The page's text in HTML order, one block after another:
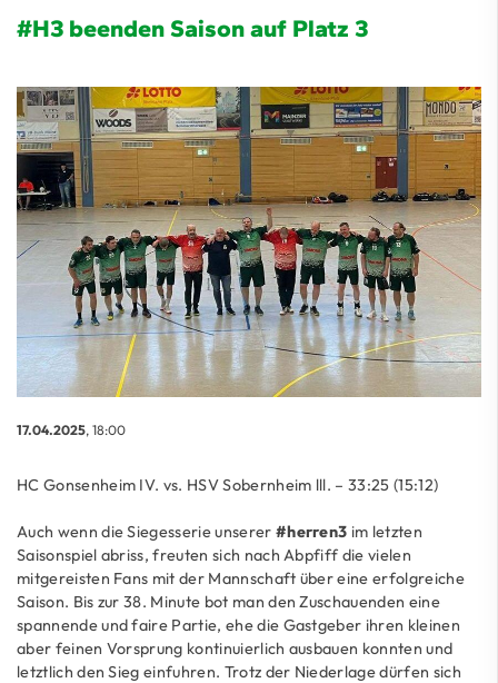
#H3 beenden Saison auf Platz 3
17.04.2025, 18:00
HC Gonsenheim IV. vs. HSV Sobernheim lll. – 33:25 (15:12)
Auch wenn die Siegesserie unserer #herren3 im letzten
Saisonspiel abriss, freuten sich nach Abpfiff die vielen
mitgereisten Fans mit der Mannschaft über eine erfolgreiche
Saison. Bis zur 38. Minute bot man den Zuschauenden eine
spannende und faire Partie, ehe die Gastgeber ihren kleinen
aber feinen Vorsprung kontinuierlich ausbauen konnten und
letztlich den Sieg einfuhren. Trotz der Niederlage dürfen sich